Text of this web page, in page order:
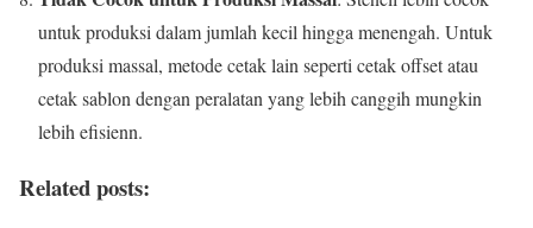
untuk produksi dalam jumlah kecil hingga menengah. Untuk
produksi massal, metode cetak lain seperti cetak offset atau
cetak sablon dengan peralatan yang lebih canggih mungkin
lebih efisienn.
Related posts: